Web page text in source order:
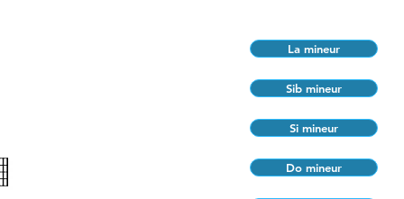
La mineur
Sib mineur
Si mineur
Do mineur